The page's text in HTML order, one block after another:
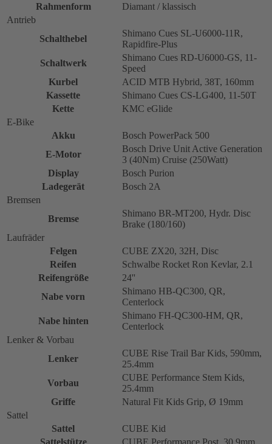
Rahmenform
Diamant / klassisch
Antrieb
Schalthebel
Shimano Cues SL-U6000-11R,
Rapidfire-Plus
Schaltwerk
Shimano Cues RD-U6000-GS, 11-
Speed
Kurbel
ACID MTB Hybrid, 38T, 160mm
Kassette
Shimano Cues CS-LG400, 11-50T
Kette
KMC eGlide
E-Bike
Akku
Bosch PowerPack 500
E-Motor
Bosch Drive Unit Active Generation
3 (40Nm) Cruise (250Watt)
Display
Bosch Purion
Ladegerät
Bosch 2A
Bremsen
Bremse
Shimano BR-MT200, Hydr. Disc
Brake (180/160)
Laufräder
Felgen
CUBE ZX20, 32H, Disc
Reifen
Schwalbe Rocket Ron Kevlar, 2.1
Reifengröße
24''
Nabe vorn
Shimano HB-QC300, QR,
Centerlock
Nabe hinten
Shimano FH-QC300-HM, QR,
Centerlock
Lenker & Vorbau
Lenker
CUBE Rise Trail Bar Kids, 590mm,
25.4mm
Vorbau
CUBE Performance Stem Kids,
25.4mm
Griffe
Natural Fit Kids Grip, Ø 19mm
Sattel
Sattel
CUBE Kid
Sattelstütze
CUBE Performance Post, 30.9mm